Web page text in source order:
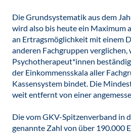
Die Grundsystematik aus dem
wird also bis heute ein Maximum
an Ertragsmöglichkeit mit einem
anderen Fachgruppen verglichen,
Psychotherapeut*innen
der Einkommensskala aller
Kassensystem bindet. Die
weit entfernt von einer
Die vom GKV-Spitzenverband in
genannte Zahl von über 190.000